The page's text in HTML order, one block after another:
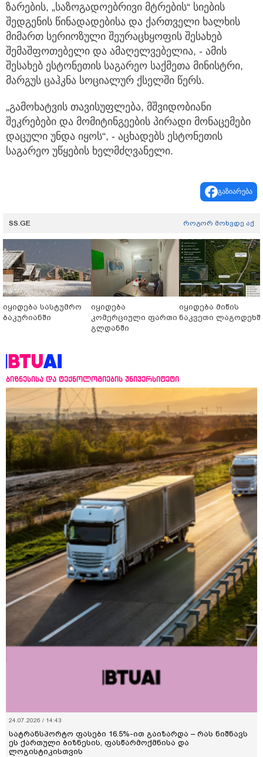
ზარების, „საზოგადოებრივი მტრების“ სიების
შედგენის წინადადებისა და ქართველი ხალხის
მიმართ სერიოზული შეურაცხყოფის შესახებ
შემაშფოთებელი და ამაღელვებელია, - ამის
შესახებ ესტონეთის საგარეო საქმეთა მინისტრი,
მარგუს ცაჰკნა სოციალურ ქსელში წერს.
„გამოხატვის თავისუფლება, მშვიდობიანი
შეკრებები და მომიტინგეების პირადი მონაცემები
დაცული უნდა იყოს“, - აცხადებს ესტონეთის
საგარეო უწყების ხელმძღვანელი.
გაზიარება
SS.GE როგორ მოხვდე აქ
იყიდება სასტუმრო
ბაკურიანში
იყიდება
კომერციული ფართი
გლდანში
იყიდება მიწის
ნაკვეთი
ბიზნესისა და ტექნოლოგიების უნივერსიტეტი
24.07.2026 / 14:43
სატრანსპორტო ფასები 16.5%-ით გაიზარდა – რას ნიშნავს
ეს ქართული ბიზნესის, ფასწარმოქმნისა და
ლოგისტიკისთვის